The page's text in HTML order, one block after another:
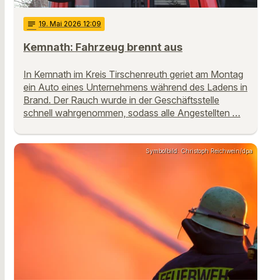
notes 19. Mai 2026 12:09
Kemnath: Fahrzeug brennt aus
In Kemnath im Kreis Tirschenreuth geriet am Montag
ein Auto eines Unternehmens während des Ladens in
Brand. Der Rauch wurde in der Geschäftsstelle
schnell wahrgenommen, sodass alle Angestellten …
Symbolbild: Christoph Reichwein/dpa